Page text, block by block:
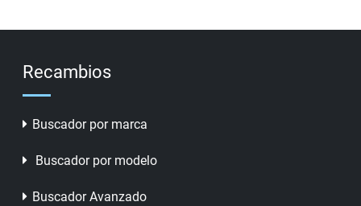
Recambios
Buscador por marca
Buscador por modelo
Buscador Avanzado